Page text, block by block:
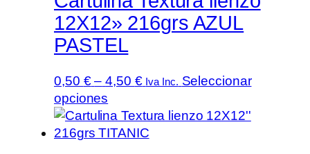
4,50 €
Las
opciones
se
elegir
en
la
página
12X12» 216grs AZUL
PASTEL
0,50 € – 4,50 €Rango
precios:
desde
Iva Inc. Seleccionar
opciones
producto
tiene